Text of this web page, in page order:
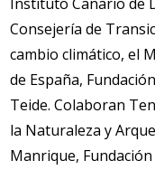
Consejería de
cambio climático, el
de España,
Teide. Colaboran
la Naturaleza y
Manrique,